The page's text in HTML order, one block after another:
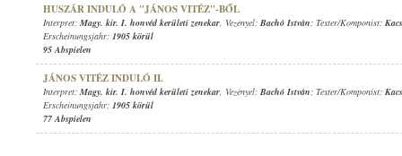
HUSZÁR INDULÓ A "JÁNOS VITÉZ"-BŐL
Interpret: Magy. kir. I. honvéd kerületi zenekar, Vezényel: Bachó István; Texter/Komponist:
Erscheinungsjahr: 1905 körül
95 Abspielen
JÁNOS VITÉZ INDULÓ II.
Interpret: Magy. kir. I. honvéd kerületi zenekar, Vezényel: Bachó István; Texter/Komponist:
Erscheinungsjahr: 1905 körül
77 Abspielen